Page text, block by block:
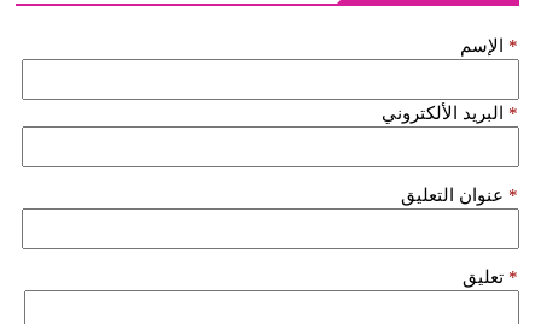
الإسم *
البريد الألكتروني *
عنوان التعليق *
تعليق *